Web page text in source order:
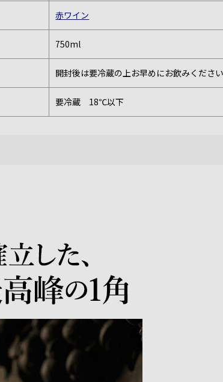
赤ワイン
750ml
開封後は要冷蔵の上お早めにお飲みください
要冷蔵 18℃以下